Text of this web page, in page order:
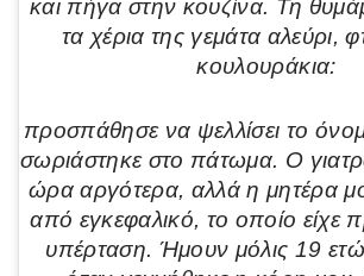
και πήγα στην κουζίνα. Τη
τα χέρια της γεμάτα αλεύρι,
κουλουράκια:
προσπάθησε να ψελλίσει το
σωριάστηκε στο πάτωμα. Ο
ώρα αργότερα, αλλά η μητέρα
από εγκεφαλικό, το οποίο είχε
υπέρταση. Ήμουν μόλις 19